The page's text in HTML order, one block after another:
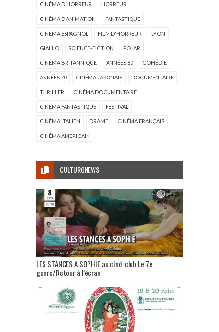
CINÉMA D'HORREUR HORREUR
CINÉMA D'ANIMATION FANTASTIQUE
CINÉMA ESPAGNOL FILM D'HORREUR LYON
GIALLO SCIENCE-FICTION POLAR
CINÉMA BRITANNIQUE ANNÉES 80 COMÉDIE
ANNÉES 70 CINÉMA JAPONAIS DOCUMENTAIRE
THRILLER CINÉMA DOCUMENTAIRE
CINÉMA FANTASTIQUE FESTIVAL
CINÉMA ITALIEN DRAME CINÉMA FRANÇAIS
CINÉMA AMERICAIN
CULTURONEWS
LES STANCES A SOPHIE au ciné-club Le 7e
genre/Retour à l’écran